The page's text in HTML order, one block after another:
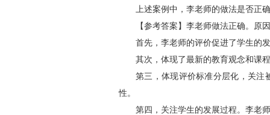
上述案例中，李老师的做法是否正确
【参考答案】李老师做法正确。原因
首先，李老师的评价促进了学生的发
其次，体现了最新的教育观念和课程
第三，体现评价标准分层化，关注被
性。
第四，关注学生的发展过程。李老师